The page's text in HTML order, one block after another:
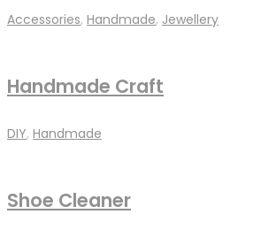
Accessories, Handmade, Jewellery
Handmade Craft
DIY, Handmade
Shoe Cleaner